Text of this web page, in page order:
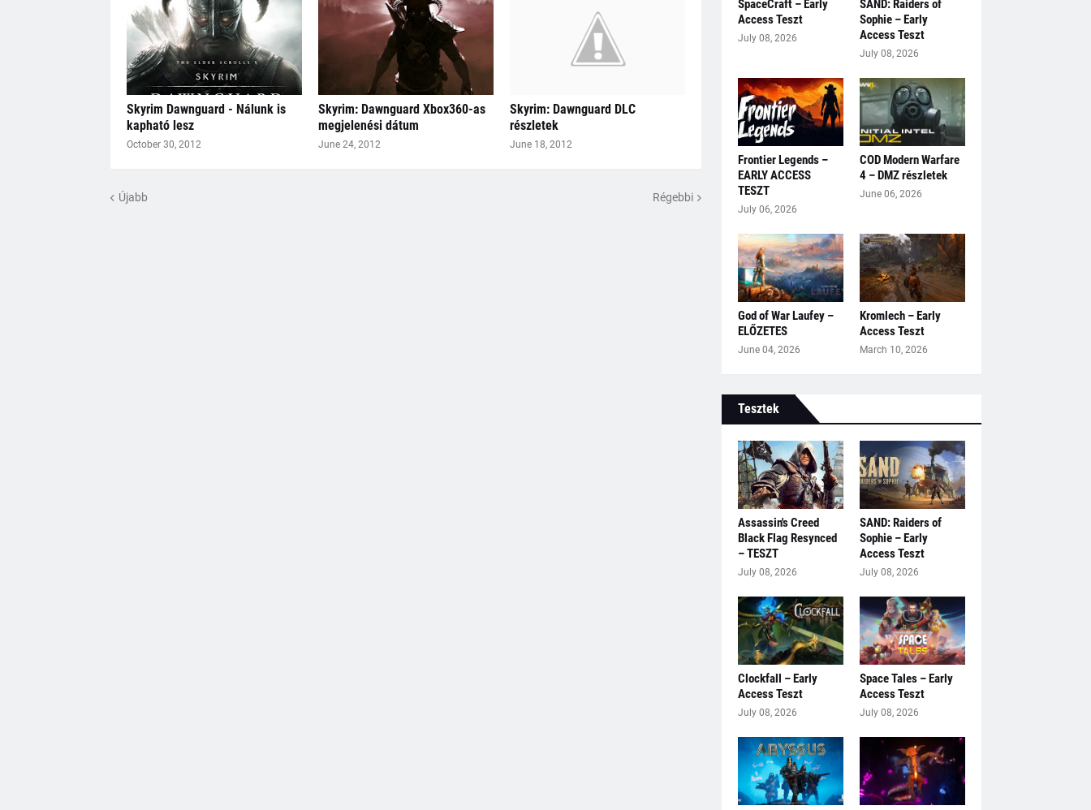
Skyrim Dawnguard - Nálunk is
kapható lesz
October 30, 2012
Skyrim: Dawnguard Xbox360-as
megjelenési dátum
June 24, 2012
Skyrim: Dawnguard DLC
részletek
June 18, 2012
Újabb Régebbi
SpaceCraft – Early
Access Teszt
July 08, 2026
SAND: Raiders of
Sophie – Early
Access Teszt
July 08, 2026
Frontier Legends –
EARLY ACCESS
TESZT
July 06, 2026
COD Modern Warfare
4 – DMZ részletek
June 06, 2026
God of War Laufey –
ELŐZETES
June 04, 2026
Kromlech – Early
Access Teszt
March 10, 2026
Tesztek
Assassin's Creed
Black Flag Resynced
– TESZT
July 08, 2026
SAND: Raiders of
Sophie – Early
Access Teszt
July 08, 2026
Clockfall – Early
Access Teszt
July 08, 2026
Space Tales – Early
Access Teszt
July 08, 2026